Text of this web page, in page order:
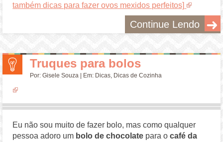
também dicas para fazer ovos mexidos perfeitos]
Continue Lendo
Truques para bolos
Por:Gisele Souza | Em: Dicas, Dicas de Cozinha
Eu não sou muito de fazer bolo, mas como qualquer
pessoa adoro um bolo de chocolate para ocafé da